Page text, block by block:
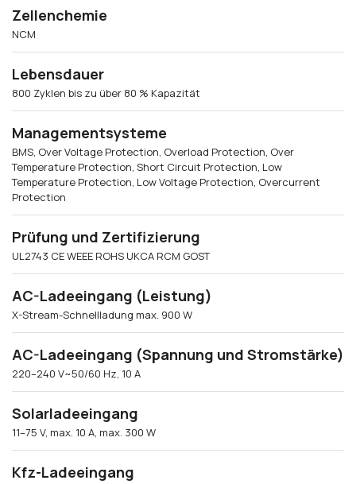
Zellenchemie
NCM
Lebensdauer
800 Zyklen bis zu über 80 % Kapazität
Managementsysteme
BMS, Over Voltage Protection, Overload Protection, Over
Temperature Protection, Short Circuit Protection, Low
Temperature Protection, Low Voltage Protection, Overcurrent
Protection
Prüfung und Zertifizierung
UL2743 CE WEEE ROHS UKCA RCM GOST
AC-Ladeeingang (Leistung)
X-Stream-Schnellladung max. 900 W
AC-Ladeeingang (Spannung und Stromstärke)
220–240 V~50/60 Hz, 10 A
Solarladeeingang
11–75 V, max. 10 A, max. 300 W
Kfz-Ladeeingang